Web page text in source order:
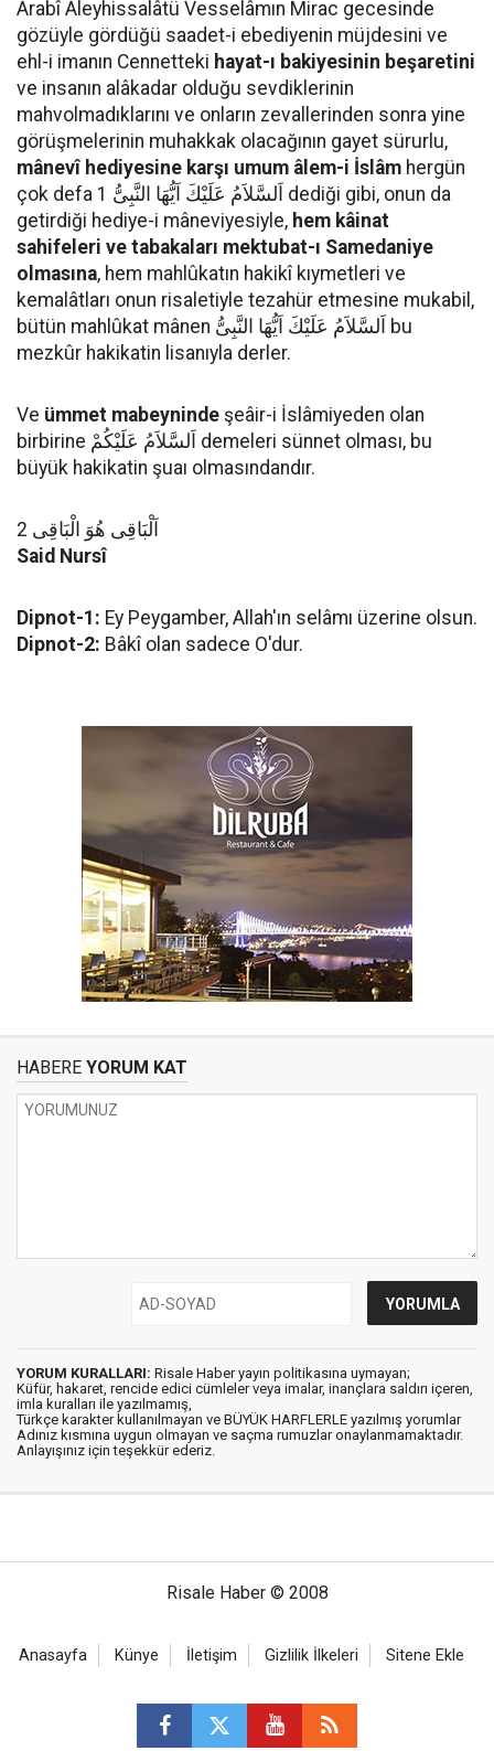
Arabî Aleyhissalâtü Vesselâmın Mirac gecesinde
gözüyle gördüğü saadet-i ebediyenin müjdesini ve
ehl-i imanın Cennetteki hayat-ı bakiyesinin beşaretini
ve insanın alâkadar olduğu sevdiklerinin
mahvolmadıklarını ve onların zevallerinden sonra yine
görüşmelerinin muhakkak olacağının gayet sürurlu,
mânevî hediyesine karşı umum âlem-i İslâm hergün
çok defa اَلسَّلاَمُ عَلَيْكَ اَيُّهَا النَّبِىُّ 1 dediği gibi, onun da
getirdiği hediye-i mâneviyesiyle, hem kâinat
sahifeleri ve tabakaları mektubat-ı Samedaniye
olmasına, hem mahlûkatın hakikî kıymetleri ve
kemalâtları onun risaletiyle tezahür etmesine mukabil,
bütün mahlûkat mânen اَلسَّلاَمُ عَلَيْكَ اَيُّهَا النَّبِىُّ bu
mezkûr hakikatin lisanıyla derler.
Ve ümmet mabeyninde şeâir-i İslâmiyeden olan
birbirine اَلسَّلاَمُ عَلَيْكُمْ demeleri sünnet olması, bu
büyük hakikatin şuaı olmasındandır.
اَلْبَاقِى هُوَ الْبَاقِى 2
Said Nursî
Dipnot-1: Ey Peygamber, Allah'ın selâmı üzerine olsun.
Dipnot-2: Bâkî olan sadece O'dur.
HABERE YORUM KAT
YORUM KURALLARI: Risale Haber yayın politikasına uymayan;
Küfür, hakaret, rencide edici cümleler veya imalar, inançlara saldırı içeren,
imla kuralları ile yazılmamış,
Türkçe karakter kullanılmayan ve BÜYÜK HARFLERLE yazılmış yorumlar
Adınız kısmına uygun olmayan ve saçma rumuzlar onaylanmamaktadır.
Anlayışınız için teşekkür ederiz.
Risale Haber © 2008
Anasayfa Künye İletişim Gizlilik İlkeleri Sitene Ekle